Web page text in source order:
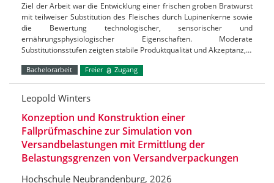
Ziel der Arbeit war die Entwicklung einer frischen groben Bratwurst
mit teilweiser Substitution des Fleisches durch Lupinenkerne sowie
die Bewertung technologischer, sensorischer und
ernährungsphysiologischer Eigenschaften. Moderate
Substitutionsstufen zeigten stabile Produktqualität und Akzeptanz,…
Bachelorarbeit Freier Zugang
Leopold Winters
Konzeption und Konstruktion einer
Fallprüfmaschine zur Simulation von
Versandbelastungen mit Ermittlung der
Belastungsgrenzen von Versandverpackungen
Hochschule Neubrandenburg, 2026